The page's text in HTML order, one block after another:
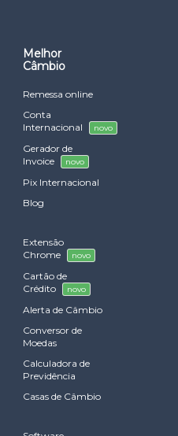
Melhor
Câmbio
Remessa online
Conta
Internacional
novo
Gerador de
Invoice
novo
Pix Internacional
Blog
Extensão
Chrome
novo
Cartão de
Crédito
novo
Alerta de Câmbio
Conversor de
Moedas
Calculadora de
Previdência
Casas de Câmbio